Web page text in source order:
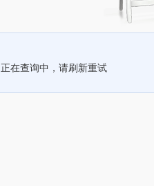
正在查询中，请刷新重试